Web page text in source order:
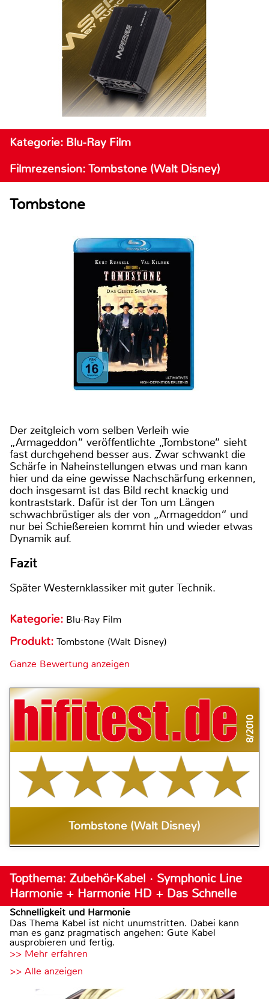
Kategorie: Blu-Ray Film
Filmrezension: Tombstone (Walt Disney)
Tombstone
Der zeitgleich vom selben Verleih wie
„Armageddon“ veröffentlichte „Tombstone“ sieht
fast durchgehend besser aus. Zwar schwankt die
Schärfe in Naheinstellungen etwas und man kann
hier und da eine gewisse Nachschärfung erkennen,
doch insgesamt ist das Bild recht knackig und
kontraststark. Dafür ist der Ton um Längen
schwachbrüstiger als der von „Armageddon“ und
nur bei Schießereien kommt hin und wieder etwas
Dynamik auf.
Fazit
Später Westernklassiker mit guter Technik.
Kategorie: Blu-Ray Film
Produkt: Tombstone (Walt Disney)
Ganze Bewertung anzeigen
8/2010
Tombstone (Walt Disney)
Topthema: Zubehör-Kabel · Symphonic Line
Harmonie + Harmonie HD + Das Schnelle
Schnelligkeit und Harmonie
Das Thema Kabel ist nicht unumstritten. Dabei kann
man es ganz pragmatisch angehen: Gute Kabel
ausprobieren und fertig.
>> Mehr erfahren
>> Alle anzeigen